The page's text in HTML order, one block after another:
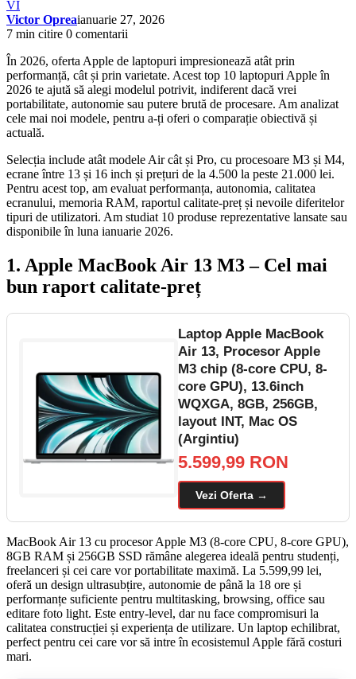
VI
Victor Opreaianuarie 27, 2026
7 min citire 0 comentarii
În 2026, oferta Apple de laptopuri impresionează atât prin
performanță, cât și prin varietate. Acest top 10 laptopuri Apple în
2026 te ajută să alegi modelul potrivit, indiferent dacă vrei
portabilitate, autonomie sau putere brută de procesare. Am analizat
cele mai noi modele, pentru a-ți oferi o comparație obiectivă și
actuală.
Selecția include atât modele Air cât și Pro, cu procesoare M3 și M4,
ecrane între 13 și 16 inch și prețuri de la 4.500 la peste 21.000 lei.
Pentru acest top, am evaluat performanța, autonomia, calitatea
ecranului, memoria RAM, raportul calitate-preț și nevoile diferitelor
tipuri de utilizatori. Am studiat 10 produse reprezentative lansate sau
disponibile în luna ianuarie 2026.
1. Apple MacBook Air 13 M3 – Cel mai
bun raport calitate-preț
Laptop Apple MacBook
Air 13, Procesor Apple
M3 chip (8-core CPU, 8-
core GPU), 13.6inch
WQXGA, 8GB, 256GB,
layout INT, Mac OS
(Argintiu)
5.599,99 RON
Vezi Oferta →
MacBook Air 13 cu procesor Apple M3 (8-core CPU, 8-core GPU),
8GB RAM și 256GB SSD rămâne alegerea ideală pentru studenți,
freelanceri și cei care vor portabilitate maximă. La 5.599,99 lei,
oferă un design ultrasubțire, autonomie de până la 18 ore și
performanțe suficiente pentru multitasking, browsing, office sau
editare foto light. Este entry-level, dar nu face compromisuri la
calitatea construcției și experiența de utilizare. Un laptop echilibrat,
perfect pentru cei care vor să intre în ecosistemul Apple fără costuri
mari.